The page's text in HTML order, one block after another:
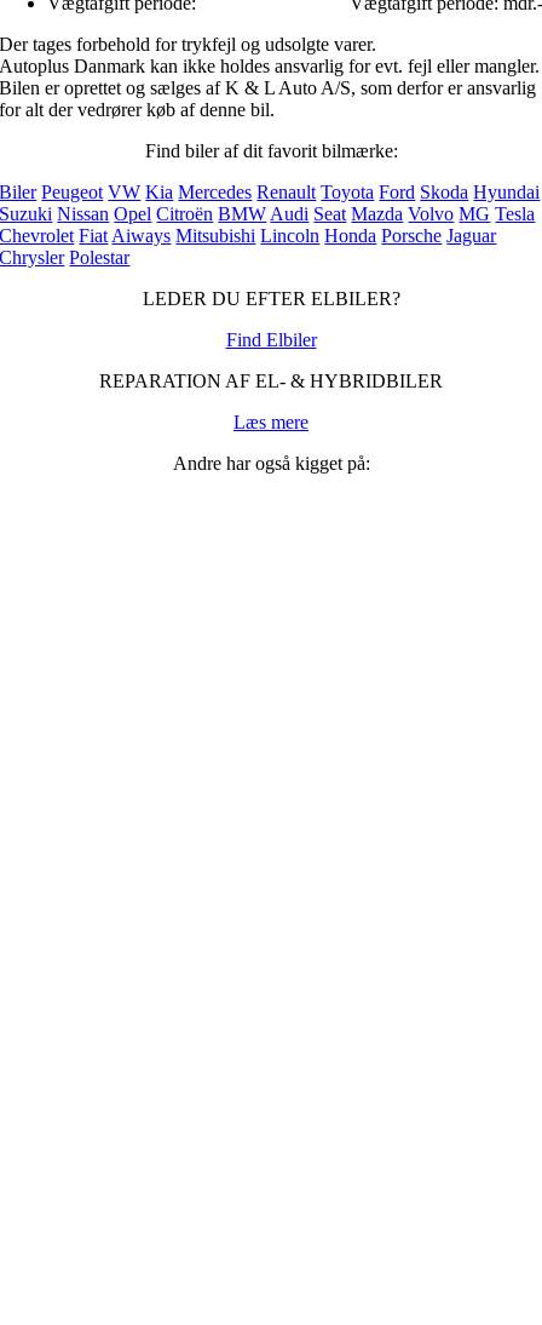
Der tages forbehold for trykfejl og udsolgte varer.
Autoplus Danmark kan ikke holdes ansvarlig for evt. fejl eller mangler.
Bilen er oprettet og sælges af K & L Auto A/S, som derfor er ansvarlig
for alt der vedrører køb af denne bil.
Find biler af dit favorit bilmærke:
Biler Peugeot VW Kia Mercedes Renault Toyota Ford Skoda Hyundai
Suzuki Nissan Opel Citroën BMW Audi Seat Mazda Volvo MG Tesla
Chevrolet Fiat Aiways Mitsubishi Lincoln Honda Porsche Jaguar
Chrysler Polestar
LEDER DU EFTER ELBILER?
Find Elbiler
REPARATION AF EL- & HYBRIDBILER
Læs mere
Andre har også kigget på: